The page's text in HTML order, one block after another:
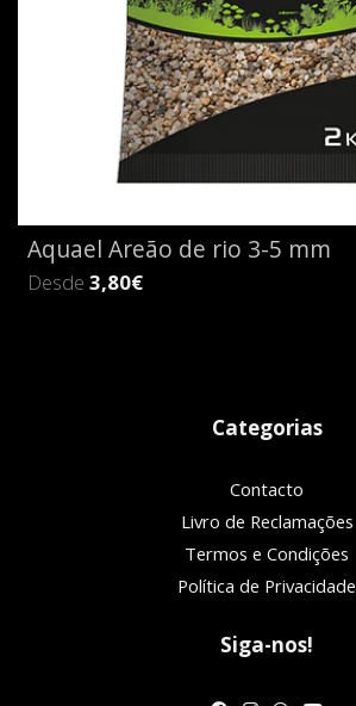
Aquael Areão de rio 3-5 mm
Desde 3,80€
Categorias
Contacto
Livro de Reclamações
Termos e Condições
Política de Privacidade
Siga-nos!